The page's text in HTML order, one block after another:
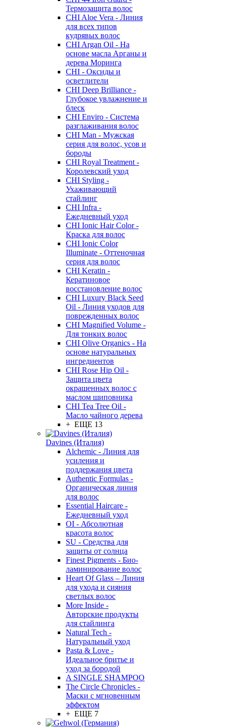
Термозащита волос
CHI Aloe Vera - Линия
для всех типов
кудрявых волос
CHI Argan Oil - На
основе масла Арганы и
дерева Моринга
CHI - Оксиды и
осветлители
CHI Deep Brilliance -
Глубокое увлажнение и
блеск
CHI Enviro - Система
разглаживания волос
CHI Man - Мужская
серия для волос, усов и
бороды
CHI Royal Treatment -
Королевский уход
CHI Styling -
Ухаживающий
стайлинг
CHI Infra -
Ежедневный уход
CHI Ionic Hair Color -
Краска для волос
CHI Ionic Color
Illuminate - Оттеночная
серия для волос
CHI Keratin -
Кератиновое
восстановление волос
CHI Luxury Black Seed
Oil - Линия уходов для
поврежденных волос
CHI Magnified Volume -
Для тонких волос
CHI Olive Organics - На
основе натуральных
ингредиентов
CHI Rose Hip Oil -
Защита цвета
окрашенных волос с
маслом шиповника
CHI Tea Tree Oil -
Масло чайного дерева
+ ЕЩЕ 13
Davines (Италия)
Alchemic - Линия для
усиления и
поддержания цвета
Authentic Formulas -
Органическая линия
для волос
Essential Haircare -
Eжедневный уход
OI - Абсолютная
красота волос
SU - Средства для
защиты от солнца
Finest Pigments - Био-
ламинирование волос
Heart Of Glass – Линия
для ухода и сияния
светлых волос
More Inside -
Авторские продукты
для стайлинга
Natural Tech -
Натуральный уход
Pasta & Love -
Идеальное бритье и
уход за бородой
A SINGLE SHAMPOO
The Circle Chronicles -
Маски с мгновенным
эффектом
+ ЕЩЕ 7